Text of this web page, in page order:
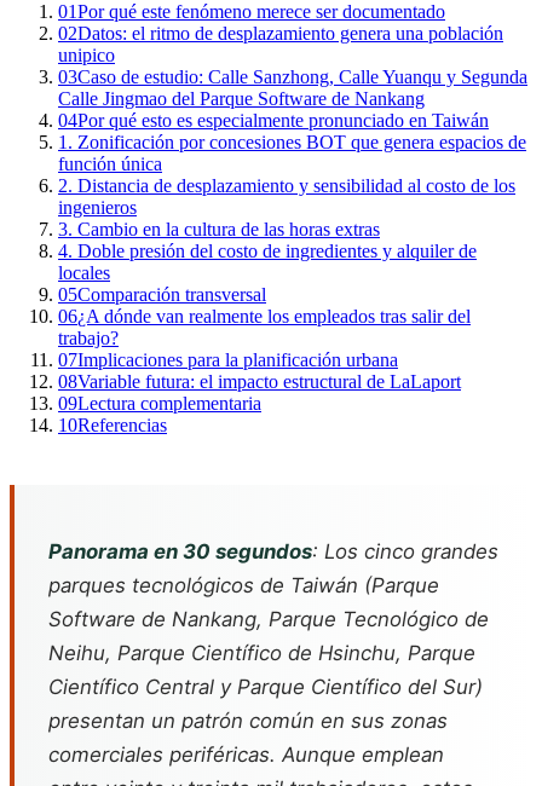
01Por qué este fenómeno merece ser documentado
02Datos: el ritmo de desplazamiento genera una población
unipico
03Caso de estudio: Calle Sanzhong, Calle Yuanqu y Segunda
Calle Jingmao del Parque Software de Nankang
04Por qué esto es especialmente pronunciado en Taiwán
1. Zonificación por concesiones BOT que genera espacios de
función única
2. Distancia de desplazamiento y sensibilidad al costo de los
ingenieros
3. Cambio en la cultura de las horas extras
4. Doble presión del costo de ingredientes y alquiler de
locales
05Comparación transversal
06¿A dónde van realmente los empleados tras salir del
trabajo?
07Implicaciones para la planificación urbana
08Variable futura: el impacto estructural de LaLaport
09Lectura complementaria
10Referencias
Panorama en 30 segundos: Los cinco grandes
parques tecnológicos de Taiwán (Parque
Software de Nankang, Parque Tecnológico de
Neihu, Parque Científico de Hsinchu, Parque
Científico Central y Parque Científico del Sur)
presentan un patrón común en sus zonas
comerciales periféricas. Aunque emplean